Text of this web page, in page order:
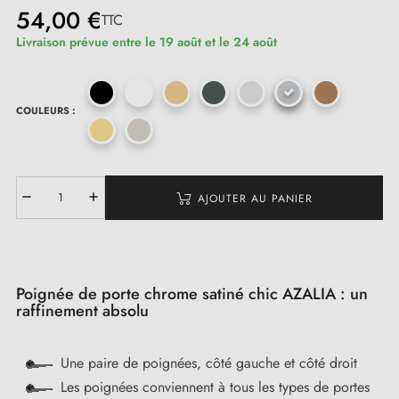
54,00 €TTC
Livraison prévue entre le 19 août et le 24 août
COULEURS :
AJOUTER AU PANIER
Poignée de porte chrome satiné chic AZALIA : un
raffinement absolu
Une paire de poignées, côté gauche et côté droit
Les poignées conviennent à tous les types de portes